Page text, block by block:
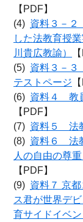
【PDF】
(4) 資料３－
した法教育授
川貴広教諭）
(5) 資料３－
テストページ
(6) 資料４ 教
【PDF】
(7) 資料５ 法
(8) 資料６ 法
人の自由の尊
【PDF】
(9) 資料７ 京
ス君が世界デ
育サイドイベ